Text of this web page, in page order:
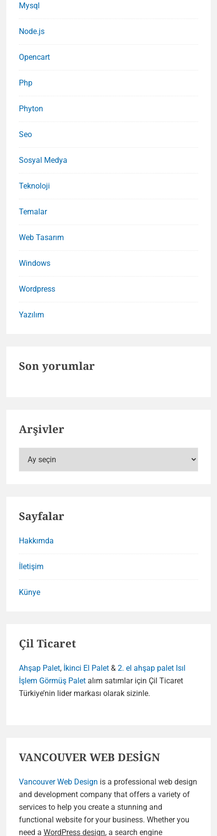
Mysql
Node.js
Opencart
Php
Phyton
Seo
Sosyal Medya
Teknoloji
Temalar
Web Tasarım
Windows
Wordpress
Yazılım
Son yorumlar
Arşivler
Sayfalar
Hakkımda
İletişim
Künye
Çil Ticaret
Ahşap Palet, İkinci El Palet & 2. el ahşap palet Isıl
İşlem Görmüş Palet alım satımlar için Çil Ticaret
Türkiye’nin lider markası olarak sizinle.
VANCOUVER WEB DESİGN
Vancouver Web Design is a professional web design
and development company that offers a variety of
services to help you create a stunning and
functional website for your business. Whether you
need a WordPress design, a search engine